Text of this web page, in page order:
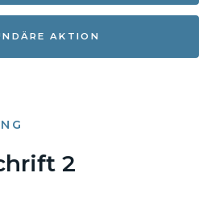
AKTION
2